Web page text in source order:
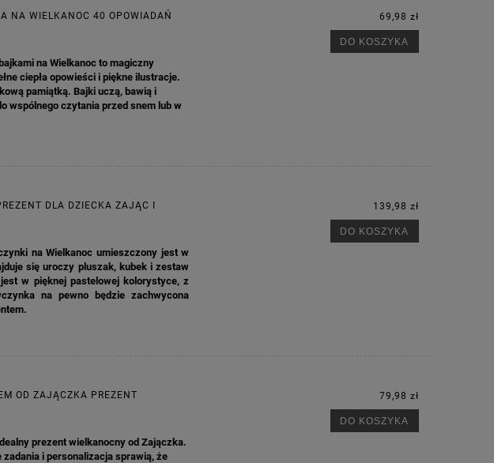
NA WIELKANOC 40 OPOWIADAŃ
na Wielkanoc to magiczny
ciepła opowieści i piękne ilustracje.
pamiątką. Bajki uczą, bawią i
wspólnego czytania przed snem lub w
69,98 zł
DO KOSZYKA
DLA DZIECKA ZAJĄC I
na Wielkanoc umieszczony jest w
się uroczy pluszak, kubek i zestaw
w pięknej pastelowej kolorystyce, z
na pewno będzie zachwycona
139,98 zł
DO KOSZYKA
OD ZAJĄCZKA PREZENT
prezent wielkanocny od Zajączka.
i personalizacja sprawią, że
79,98 zł
DO KOSZYKA